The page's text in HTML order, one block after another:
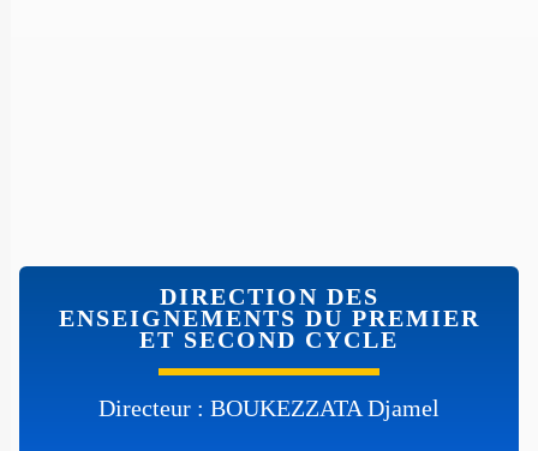
DIRECTION DES
ENSEIGNEMENTS DU PREMIER
ET SECOND CYCLE
Directeur : BOUKEZZATA Djamel